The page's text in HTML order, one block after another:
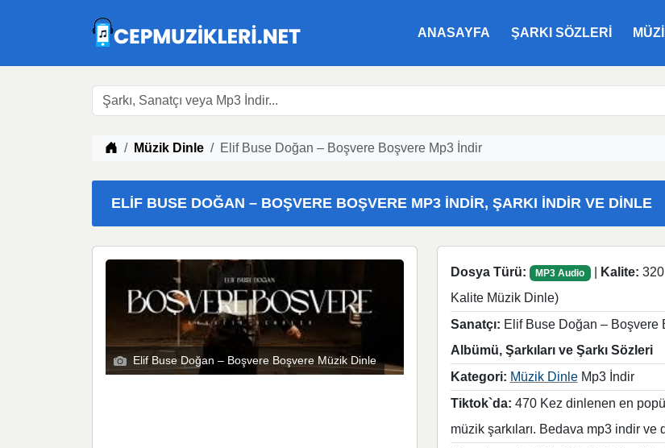
ANASAYFA ŞARKI SÖZLERI
Müzik indir
Müzik Dinle Elif Buse Doğan – Boşvere Boşvere Mp3 İndir
ELIF BUSE DOĞAN – BOŞVERE BOŞVERE MP3 İNDIR, ŞARKI İNDIR VE DINLE
Elif Buse Doğan – Boşvere Boşvere Müzik Dinle
Dosya Türü: MP3 Audio Kalite:
Kalite Müzik Dinle)
Sanatçı: Elif Buse Doğan – Boşvere
Albümü, Şarkıları ve Şarkı Sözleri
Kategori: Müzik DinleMp3 İndir
Tiktok`da: 470 Kez dinlenen en
müzik şarkıları. Bedava mp3 indir ve